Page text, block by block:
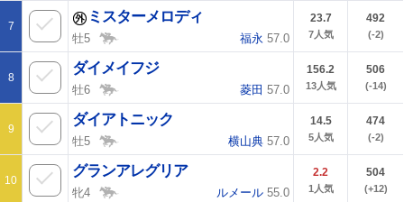
7
ミスターメロディ
牡5 福永 57.0
23.7
7人気
492
(-2)
8
ダイメイフジ
牡6 菱田 57.0
156.2
13人気
506
(-14)
9
ダイアトニック
牡5 横山典 57.0
14.5
5人気
474
(-2)
10
グランアレグリア
牝4 ルメール 55.0
2.2
1 人気
504
(+12)